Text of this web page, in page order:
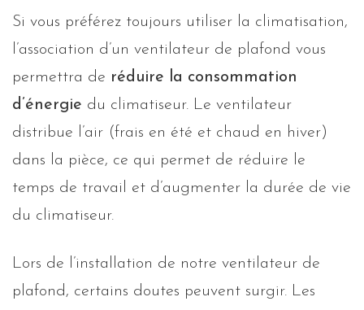
Si vous préférez toujours utiliser la climatisation,
l’association d’un ventilateur de plafond vous
permettra de réduire la consommation
d’énergie du climatiseur. Le ventilateur
distribue l’air (frais en été et chaud en hiver)
dans la pièce, ce qui permet de réduire le
temps de travail et d’augmenter la durée de vie
du climatiseur.
Lors de l’installation de notre ventilateur de
plafond, certains doutes peuvent surgir. Les